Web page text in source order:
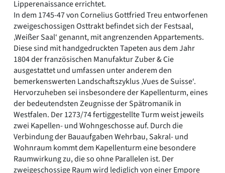
Lipperenaissance errichtet.
In dem 1745-47 von Cornelius Gottfried Treu entworfenen
zweigeschossigen Osttrakt befindet sich der Festsaal,
‚Weißer Saal‘ genannt, mit angrenzenden Appartements.
Diese sind mit handgedruckten Tapeten aus dem Jahr
1804 der französischen Manufaktur Zuber & Cie
ausgestattet und umfassen unter anderem den
bemerkenswerten Landschaftszyklus ‚Vues de Suisse‘.
Hervorzuheben sei insbesondere der Kapellenturm, eines
der bedeutendsten Zeugnisse der Spätromanik in
Westfalen. Der 1273/74 fertiggestellte Turm weist jeweils
zwei Kapellen- und Wohngeschosse auf. Durch die
Verbindung der Bauaufgaben Wehrbau, Sakral- und
Wohnraum kommt dem Kapellenturm eine besondere
Raumwirkung zu, die so ohne Parallelen ist. Der
zweigeschossige Raum wird lediglich von einer Empore